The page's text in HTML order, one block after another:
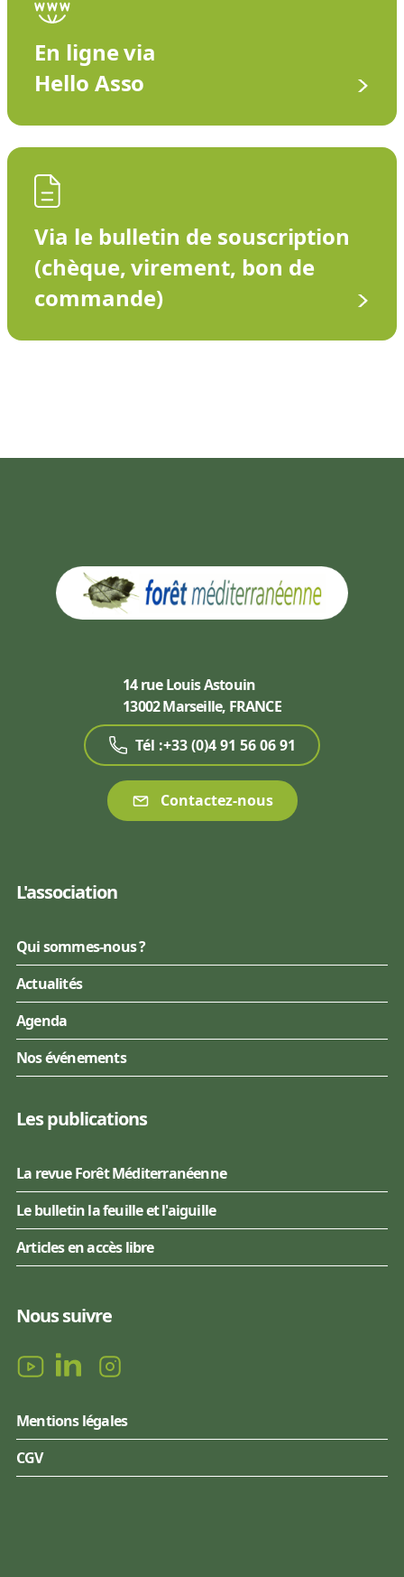
En ligne via
Hello Asso
Via le bulletin de souscription
(chèque, virement, bon de
commande)
14 rue Louis Astouin
13002 Marseille, FRANCE
Tél :+33 (0)4 91 56 06 91
Contactez-nous
L'association
Qui sommes-nous ?
Actualités
Agenda
Nos événements
Les publications
La revue Forêt Méditerranéenne
Le bulletin la feuille et l'aiguille
Articles en accès libre
Nous suivre
Mentions légales
CGV